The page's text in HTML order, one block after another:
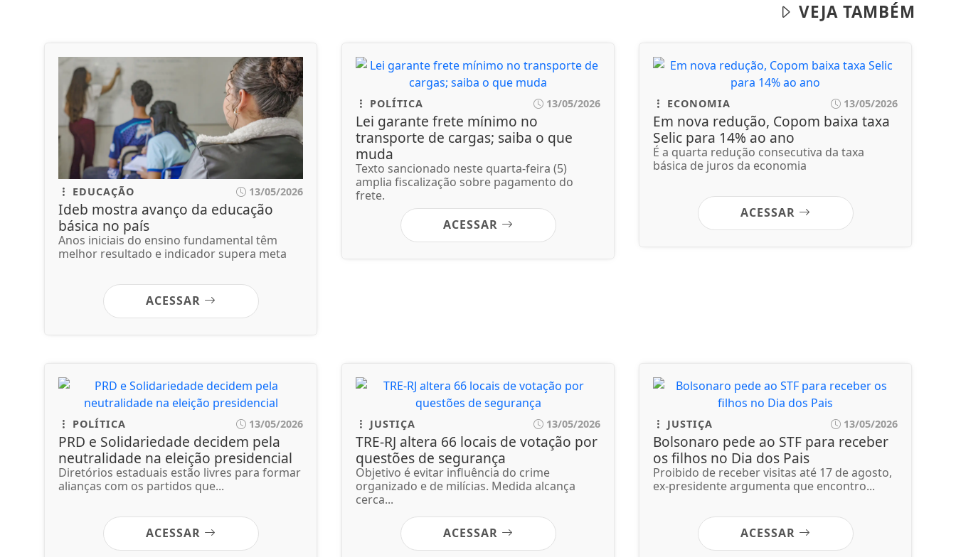
VEJA TAMBÉM
EDUCAÇÃO 13/05/2026
Ideb mostra avanço da educação
básica no país
Anos iniciais do ensino fundamental têm
melhor resultado e indicador supera meta
ACESSAR
POLÍTICA 13/05/2026
Lei garante frete mínimo no
transporte de cargas; saiba o que
muda
Texto sancionado neste quarta-feira (5)
amplia fiscalização sobre pagamento do
frete.
ACESSAR
ECONOMIA 13/05/2026
Em nova redução, Copom baixa taxa
Selic para 14% ao ano
É a quarta redução consecutiva da taxa
básica de juros da economia
ACESSAR
POLÍTICA 13/05/2026
PRD e Solidariedade decidem pela
neutralidade na eleição presidencial
Diretórios estaduais estão livres para formar
alianças com os partidos que...
ACESSAR
JUSTIÇA 13/05/2026
TRE-RJ altera 66 locais de votação por
questões de segurança
Objetivo é evitar influência do crime
organizado e de milícias. Medida alcança
cerca...
ACESSAR
JUSTIÇA 13/05/2026
Bolsonaro pede ao STF para receber
os filhos no Dia dos Pais
Proibido de receber visitas até 17 de agosto,
ex-presidente argumenta que encontro...
ACESSAR